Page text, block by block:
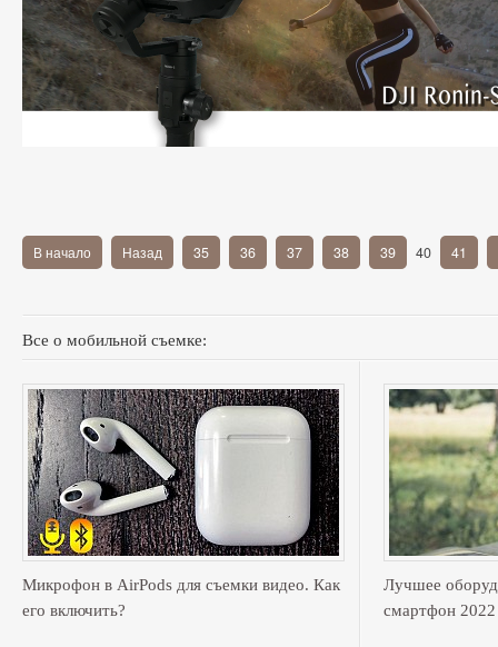
В начало Назад 35 36 37 38 39 40 41
Все о мобильной съемке:
Микрофон в AirPods для съемки видео. Как
его включить?
Лучшее
смартфон 2022